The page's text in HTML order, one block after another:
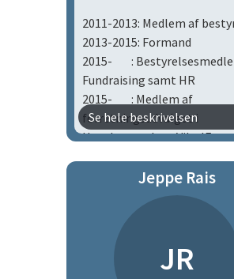
2011-2013: Medlem af
2013-2015: Formand
2015- :
Fundraising samt HR
2015- : Medlem af
forretningsudvalget i
Hovebestyrelsen Viby IF
Se hele beskrivelsen
Jeppe Rais
JR